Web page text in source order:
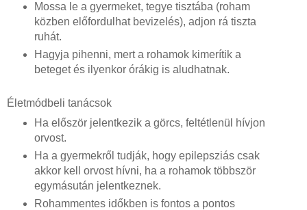
Mossa le a gyermeket, tegye tisztába (roham
közben előfordulhat bevizelés), adjon rá tiszta
ruhát.
Hagyja pihenni, mert a rohamok kimerítik a
beteget és ilyenkor órákig is aludhatnak.
Életmódbeli tanácsok
Ha először jelentkezik a görcs, feltétlenül hívjon
orvost.
Ha a gyermekről tudják, hogy epilepsziás csak
akkor kell orvost hívni, ha a rohamok többször
egymásután jelentkeznek.
Rohammentes időkben is fontos a pontos